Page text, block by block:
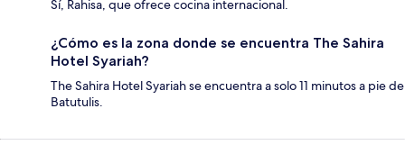
Sí, Rahisa, que ofrece cocina internacional.
¿Cómo es la zona donde se encuentra The Sahira
Hotel Syariah?
The Sahira Hotel Syariah se encuentra a solo 11 minutos a pie de
Batutulis.